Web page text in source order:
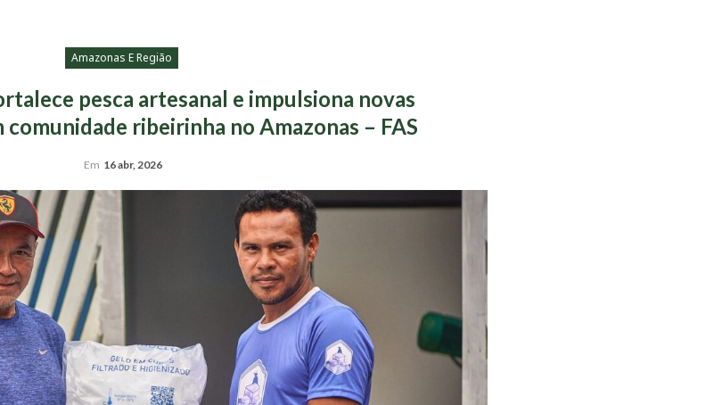
Amazonas E Região
pesca artesanal e impulsiona novas
ribeirinha no Amazonas – FAS
Em 16 abr, 2026